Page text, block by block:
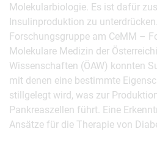
Molekularbiologie. Es ist dafür
Insulinproduktion zu
Forschungsgruppe am CeMM –
Molekulare Medizin der
Wissenschaften (ÖAW) konnten
mit denen eine bestimmte
stillgelegt wird, was zur
Pankreaszellen führt. Eine
Ansätze für die Therapie von